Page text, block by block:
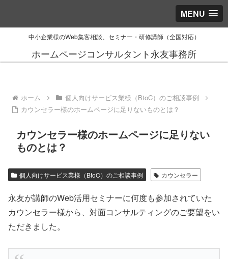
MENU
中小企業様のWeb集客相談、セミナー・研修講師（全国対応）
ホームページコンサルタント永友事務所
ホーム
個人向けサービス業様（BtoC）のご相談事例
カウンセラー様のホームページに足りないものとは？
カウンセラー様のホームページに足りない
ものとは？
個人向けサービス業様（BtoC）のご相談事例 カウンセラー
永友が講師のWeb活用セミナーに何度も参加されていた
カウンセラー様から、対面コンサルティングのご要望をい
ただきました。